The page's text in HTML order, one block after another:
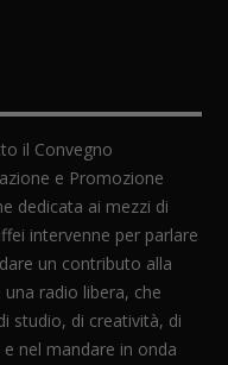
il Convegno
e Promozione
dedicata ai mezzi di
intervenne per parlare
un contributo alla
radio libera, che
studio, di creatività, di
nel mandare in onda